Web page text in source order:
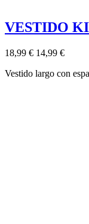
VESTIDO
18,99 € 14,99 €
Vestido largo con